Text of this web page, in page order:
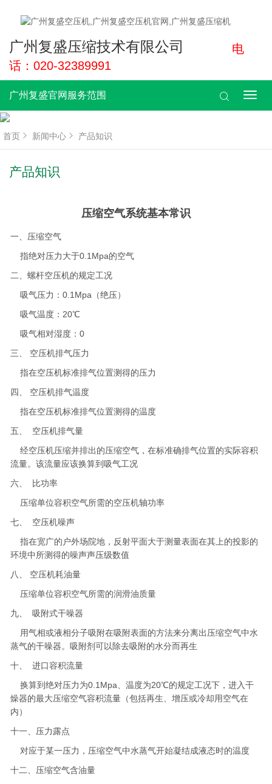
广州复盛压缩技术有限公司
电
话：020-32389991
广
广州复盛官网服务范围
首页 新闻中心 产品知识
产品知识
压缩空气系统基本常识
一、压缩空气
指绝对压力大于0.1Mpa的空气
二、螺杆空压机的规定工况
吸气压力：0.1Mpa（绝压）
吸气温度：20℃
吸气相对湿度：0
三、 空压机排气压力
指在空压机标准排气位置测得的压力
四、 空压机排气温度
指在空压机标准排气位置测得的温度
五、 空压机排气量
经空压机压缩并排出的压缩空气，在标准确排气位置的实际容积
流量。该流量应该换算到吸气工况
六、 比功率
压缩单位容积空气所需的空压机轴功率
七、 空压机噪声
指在宽广的户外场院地，反射平面大于测量表面在其上的投影的
环境中所测得的噪声声压级数值
八、 空压机耗油量
压缩单位容积空气所需的润滑油质量
九、 吸附式干噪器
用气相或液相分子吸附在吸附表面的方法来分离出压缩空气中水
蒸气的干噪器。吸附剂可以除去吸附的水分而再生
十、 进口容积流量
换算到绝对压力为0.1Mpa、温度为20℃的规定工况下，进入干
燥器的最大压缩空气容积流量（包括再生、增压或冷却用空气在
内）
十一、压力露点
对应于某一压力，压缩空气中水蒸气开始凝结成液态时的温度
十二、压缩空气含油量